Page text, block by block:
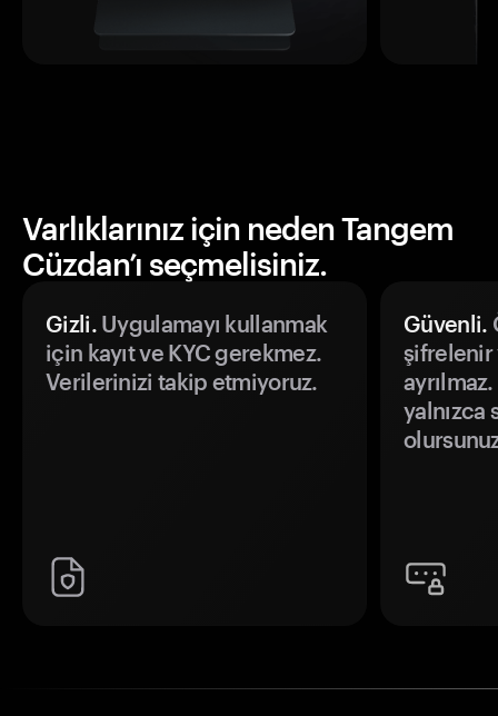
Varlıklarınız için neden Tangem
Cüzdan’ı seçmelisiniz.
Gizli.Uygulamayı kullanmak
için kayıt ve KYC gerekmez.
Verilerinizi takip etmiyoruz.
Güvenli.
şifrelenir
yalnızca